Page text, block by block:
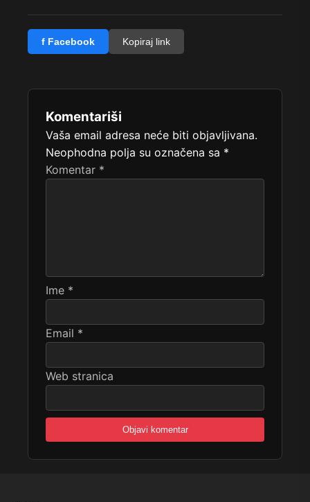
f Facebook Kopiraj link
Komentariši
Vaša email adresa neće biti objavljivana.
Neophodna polja su označena sa *
Komentar *
Ime *
Email *
Web stranica